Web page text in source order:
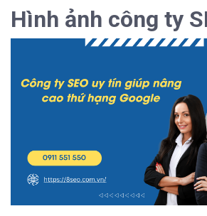
Hình ảnh công ty